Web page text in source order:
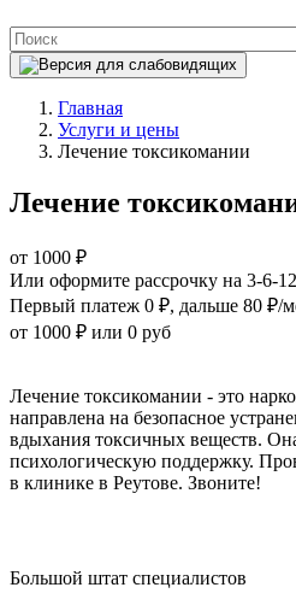
Главная
Услуги и цены
Лечение токсикомании
Лечение
от 1000 ₽
Или оформите рассрочку на 3-6-
Первый платеж 0 ₽, дальше 80 ₽/
от 1000 ₽ или 0 руб
Лечение токсикомании - это
направлена на безопасное
вдыхания токсичных веществ.
психологическую поддержку.
в клинике в Реутове. Звоните!
Большой штат специалистов